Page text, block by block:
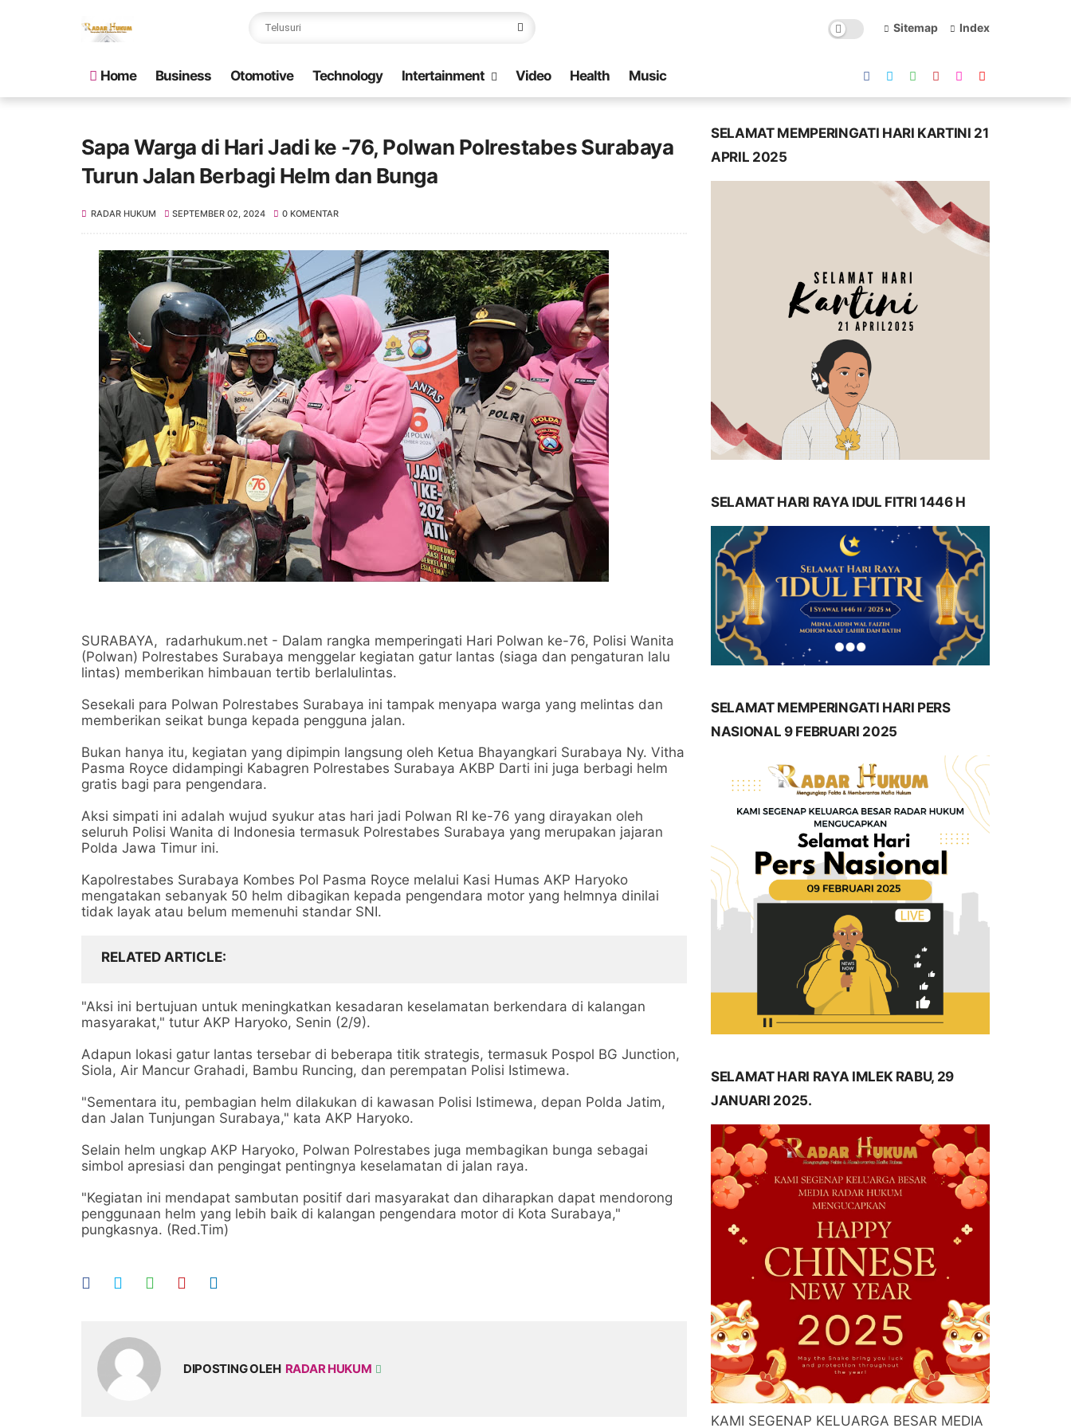
Sitemap Index
Home Business Otomotive Technology Intertainment Video Health Music
Sapa Warga di Hari Jadi ke -76, Polwan Polrestabes Surabaya
Turun Jalan Berbagi Helm dan Bunga
RADAR HUKUM SEPTEMBER 02, 2024 0 KOMENTAR
SURABAYA, radarhukum.net - Dalam rangka memperingati Hari Polwan ke-76, Polisi Wanita
(Polwan) Polrestabes Surabaya menggelar kegiatan gatur lantas (siaga dan pengaturan lalu
lintas) memberikan himbauan tertib berlalulintas.
Sesekali para Polwan Polrestabes Surabaya ini tampak menyapa warga yang melintas dan
memberikan seikat bunga kepada pengguna jalan.
Bukan hanya itu, kegiatan yang dipimpin langsung oleh Ketua Bhayangkari Surabaya Ny. Vitha
Pasma Royce didampingi Kabagren Polrestabes Surabaya AKBP Darti ini juga berbagi helm
gratis bagi para pengendara.
Aksi simpati ini adalah wujud syukur atas hari jadi Polwan RI ke-76 yang dirayakan oleh
seluruh Polisi Wanita di Indonesia termasuk Polrestabes Surabaya yang merupakan jajaran
Polda Jawa Timur ini.
Kapolrestabes Surabaya Kombes Pol Pasma Royce melalui Kasi Humas AKP Haryoko
mengatakan sebanyak 50 helm dibagikan kepada pengendara motor yang helmnya dinilai
tidak layak atau belum memenuhi standar SNI.
RELATED ARTICLE
"Aksi ini bertujuan untuk meningkatkan kesadaran keselamatan berkendara di kalangan
masyarakat," tutur AKP Haryoko, Senin (2/9).
Adapun lokasi gatur lantas tersebar di beberapa titik strategis, termasuk Pospol BG Junction,
Siola, Air Mancur Grahadi, Bambu Runcing, dan perempatan Polisi Istimewa.
"Sementara itu, pembagian helm dilakukan di kawasan Polisi Istimewa, depan Polda Jatim,
dan Jalan Tunjungan Surabaya," kata AKP Haryoko.
Selain helm ungkap AKP Haryoko, Polwan Polrestabes juga membagikan bunga sebagai
simbol apresiasi dan pengingat pentingnya keselamatan di jalan raya.
"Kegiatan ini mendapat sambutan positif dari masyarakat dan diharapkan dapat mendorong
penggunaan helm yang lebih baik di kalangan pengendara motor di Kota Surabaya,"
pungkasnya. (Red.Tim)
DIPOSTING OLEH RADAR HUKUM
SELAMAT MEMPERINGATI HARI KARTINI 21
APRIL 2025
SELAMAT HARI RAYA IDUL FITRI 1446 H
SELAMAT MEMPERINGATI HARI PERS
NASIONAL 9 FEBRUARI 2025
SELAMAT HARI RAYA IMLEK RABU, 29
JANUARI 2025.
KAMI SEGENAP KELUARGA BESAR MEDIA